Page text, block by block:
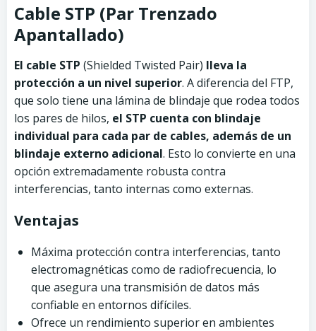
Cable STP (Par Trenzado
Apantallado)
El cable STP (Shielded Twisted Pair) lleva la
protección a un nivel superior. A diferencia del FTP,
que solo tiene una lámina de blindaje que rodea todos
los pares de hilos, el STP cuenta con blindaje
individual para cada par de cables, además de un
blindaje externo adicional. Esto lo convierte en una
opción extremadamente robusta contra
interferencias, tanto internas como externas.
Ventajas
Máxima protección contra interferencias, tanto
electromagnéticas como de radiofrecuencia, lo
que asegura una transmisión de datos más
confiable en entornos difíciles.
Ofrece un rendimiento superior en ambientes